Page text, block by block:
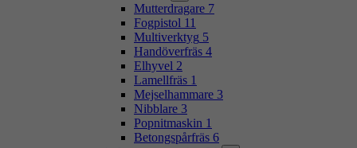
Mutterdragare 7
Fogpistol 11
Multiverktyg 5
Handöverfräs 4
Elhyvel 2
Lamellfräs 1
Mejselhammare 3
Nibblare 3
Popnitmaskin 1
Betongspårfräs 6